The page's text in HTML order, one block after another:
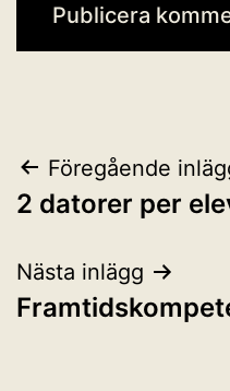
Föregående
2 datorer per
Nästa inlägg